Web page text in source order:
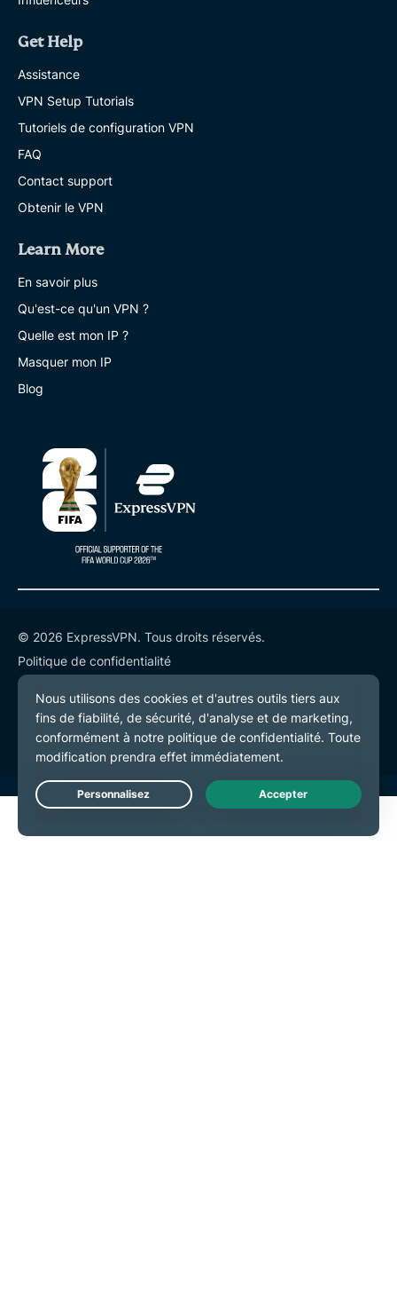
Get Help
Assistance
VPN Setup Tutorials
Tutoriels de configuration VPN
FAQ
Contact support
Obtenir le VPN
Learn More
En savoir plus
Qu'est-ce qu'un VPN ?
Quelle est mon IP ?
Masquer mon IP
Blog
© 2026 ExpressVPN. Tous droits réservés.
Politique de confidentialité
Conditions de service
Préférences de cookies
Live Chat